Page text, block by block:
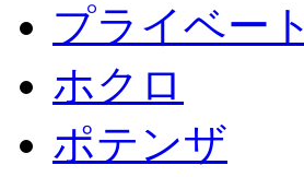
プライベート
ホクロ
ポテンザ